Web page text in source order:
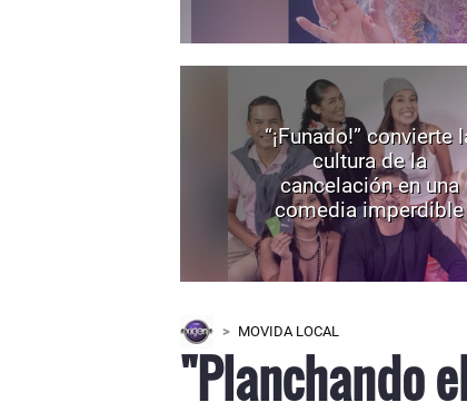
“¡Funado!” convierte
cultura de la
cancelación en una
comedia imperdible
MOVIDA LOCAL
"Planchando